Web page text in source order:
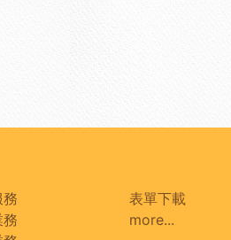
表單下載
more...